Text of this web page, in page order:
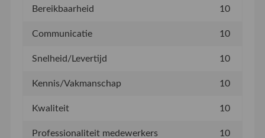
Bereikbaarheid 10
Communicatie 10
Snelheid/Levertijd 10
Kennis/Vakmanschap 10
Kwaliteit 10
Professionaliteit medewerkers 10